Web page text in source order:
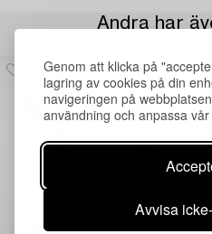
Genom att klicka på
lagring av cookies på din
navigeringen på
användning och anpassa
Avvisa
Andra har